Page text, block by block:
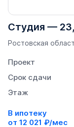
Студия —
Ростовская
Проект
Срок сдачи
Этаж
В ипотеку
от 12 021 ₽/мес